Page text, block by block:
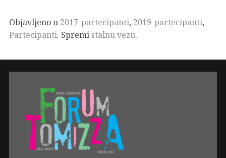
Objavljeno u 2017-partecipanti, 2019-partecipanti,
Partecipanti. Spremi stalnu vezu.